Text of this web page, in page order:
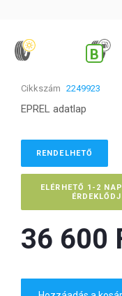
B
Cikkszám 2249923
EPREL adatlap
RENDELHETŐ
ELÉRHETŐ 1-2
36 600